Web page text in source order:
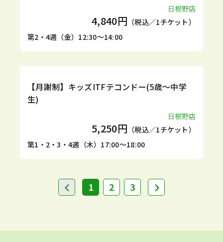
日根野店
4,840円 （税込／1チケット）
第2・4週（金）12:30～14:00
定期 体験
【月謝制】キッズITFテコンドー(5歳～中学
生)
日根野店
5,250円 （税込／1チケット）
第1・2・3・4週（木）17:00～18:00
1 2 3